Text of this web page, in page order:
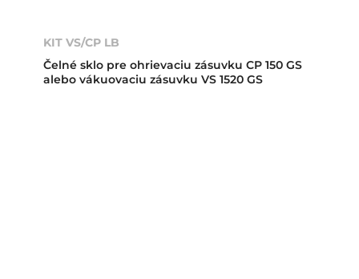
KIT VS/CP LB
Čelné sklo pre ohrievaciu zásuvku CP 150 GS
alebo vákuovaciu zásuvku VS 1520 GS